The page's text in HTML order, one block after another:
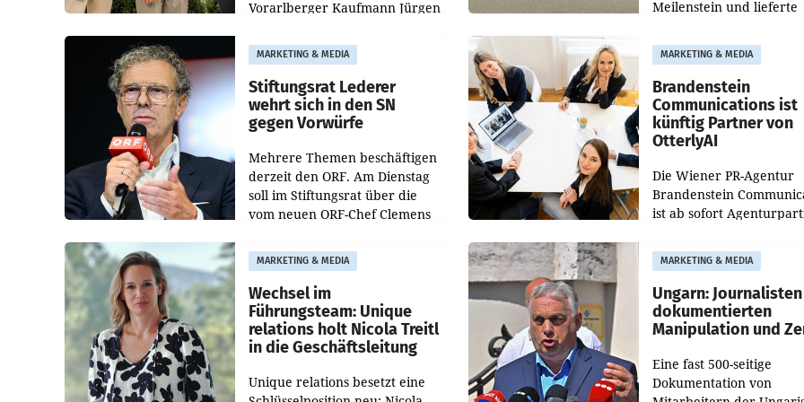
Vorarlberger Kaufmann Jürgen
freigegeben: Die
Bundeswettbewerbsbehörde
und der Bundeskartellanwalt
Meilenstein und lieferte
aus, womit sich das
gegenüber Juli 2025
verdoppelte (+102
MARKETING & MEDIA
Stiftungsrat Lederer
wehrt sich in den SN
gegen Vorwürfe
Mehrere Themen beschäftigen
derzeit den ORF. Am Dienstag
soll im Stiftungsrat über die
vom neuen ORF-Chef Clemens
Besetzungen für die
Direktionen abgestimmt
werden.
MARKETING & MEDIA
Brandenstein
Communications ist
künftig Partner von
OtterlyAI
Die Wiener PR-Agentur
Brandenstein
ist ab sofort
Optimierungsplattform
OtterlyAI. Damit baut die
Agentur ihr
MARKETING & MEDIA
Wechsel im
Führungsteam: Unique
relations holt Nicola Treitl
in die Geschäftsleitung
Unique relations besetzt eine
MARKETING & MEDIA
Ungarn: Journalisten
dokumentierten
Manipulation und
Eine fast 500-seitige
Dokumentation von